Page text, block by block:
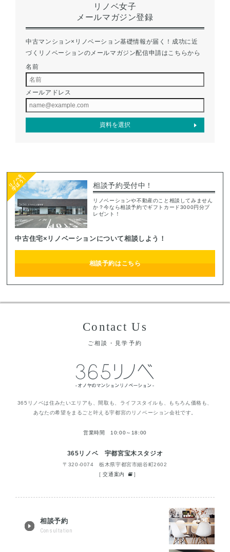
リノベ女子
メールマガジン登録
中古マンション×リノベーション基礎情報が届く！成功に近
づくリノベーションのメールマガジン配信申請はこちらから
名前
メールアドレス
相談予約受付中！
リノベーションや不動産のこと相談してみません
か？今なら相談予約でギフトカード3000円分プ
レゼント！
中古住宅×リノベーションについて相談しよう！
相談予約はこちら
Contact Us
ご相談・見学予約
365リノベは住みたいエリアも、間取も、ライフスタイルも、もちろん価格も、
あなたの希望をまるごと叶える宇都宮のリノベーション会社です。
営業時間 10:00～18:00
365リノベ 宇都宮宝木スタジオ
〒320-0074 栃木県宇都宮市細谷町2602
[交通案内 ]
相談予約
Consultation